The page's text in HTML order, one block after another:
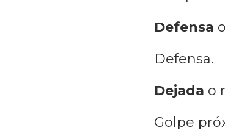
Defensa
Defensa.
Dejada o
Golpe